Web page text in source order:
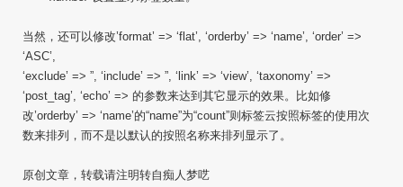
当然，还可以修改’format’ => ‘flat’, ‘orderby’ => ‘name’, ‘order’ =>
‘ASC’,
‘exclude’ => ”, ‘include’ => ”, ‘link’ => ‘view’, ‘taxonomy’ =>
‘post_tag’, ‘echo’ => 的参数来达到其它显示的效果。比如修
改’orderby’ => ‘name’的“name”为“count”则标签云按照标签的使用次
数来排列，而不是以默认的按照名称来排列显示了。
原创文章，转载请注明转自痴人梦呓